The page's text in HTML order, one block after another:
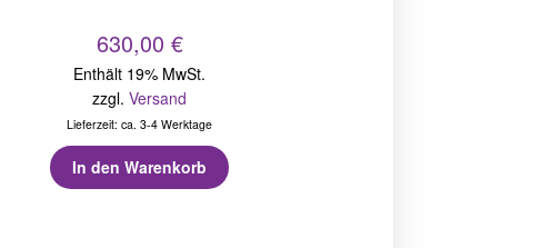
630,00 €
Enthält 19% MwSt.
zzgl.Versand
Lieferzeit: ca. 3-4 Werktage
In den Warenkorb